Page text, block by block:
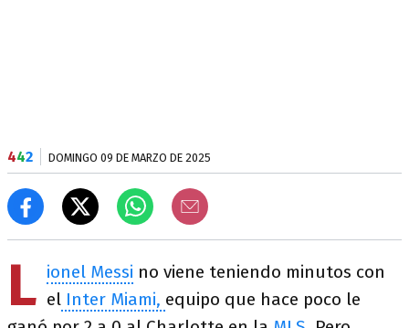
442 DOMINGO 09 DE MARZO DE 2025
L ionel Messi no viene teniendo minutos con
el Inter Miami, equipo que hace poco le